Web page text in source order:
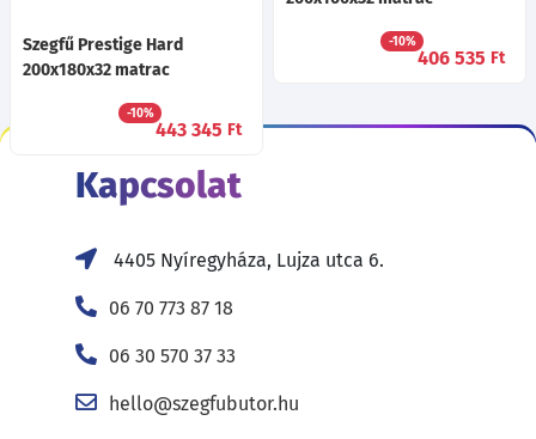
-10%
406 535 Ft
Szegfű Prestige Hard
200x180x32 matrac
-10%
443 345 Ft
Kapcsolat
4405 Nyíregyháza, Lujza utca 6.
06 70 773 87 18
06 30 570 37 33
hello@szegfubutor.hu